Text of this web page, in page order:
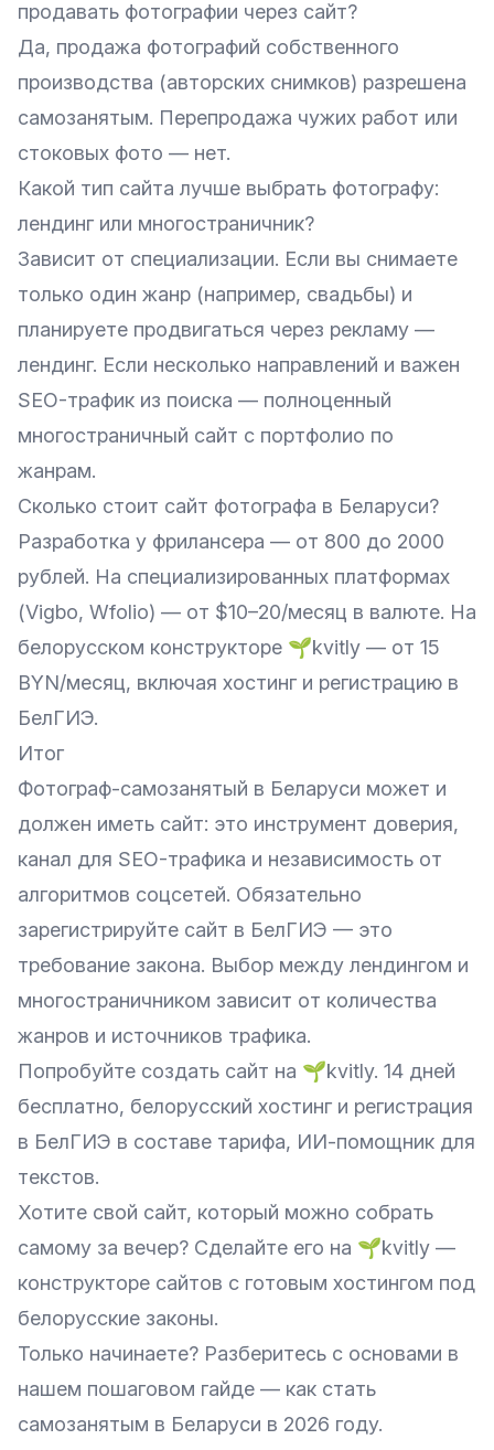
продавать фотографии через сайт?
Да, продажа фотографий собственного
производства (авторских снимков) разрешена
самозанятым. Перепродажа чужих работ или
стоковых фото — нет.
Какой тип сайта лучше выбрать фотографу:
лендинг или многостраничник?
Зависит от специализации. Если вы снимаете
только один жанр (например, свадьбы) и
планируете продвигаться через рекламу —
лендинг. Если несколько направлений и важен
SEO-трафик из поиска — полноценный
многостраничный сайт с портфолио по
жанрам.
Сколько стоит сайт фотографа в Беларуси?
Разработка у фрилансера — от 800 до 2000
рублей. На специализированных платформах
(Vigbo, Wfolio) — от $10–20/месяц в валюте. На
белорусском конструкторе 🌱kvitly — от 15
BYN/месяц, включая хостинг и регистрацию в
БелГИЭ.
Итог
Фотограф-самозанятый в Беларуси может и
должен иметь сайт: это инструмент доверия,
канал для SEO-трафика и независимость от
алгоритмов соцсетей. Обязательно
зарегистрируйте сайт в БелГИЭ — это
требование закона. Выбор между лендингом и
многостраничником зависит от количества
жанров и источников трафика.
Попробуйте создать сайт на 🌱kvitly. 14 дней
бесплатно, белорусский хостинг и регистрация
в БелГИЭ в составе тарифа, ИИ-помощник для
текстов.
Хотите свой сайт, который можно собрать
самому за вечер? Сделайте его на 🌱kvitly —
конструкторе сайтов с готовым хостингом под
белорусские законы.
Только начинаете? Разберитесь с основами в
нашем пошаговом гайде — как стать
самозанятым в Беларуси в 2026 году.